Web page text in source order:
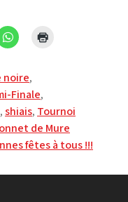
noire,
Finale,
,shiais, Tournoi
de Mure
fêtes à tous !!!